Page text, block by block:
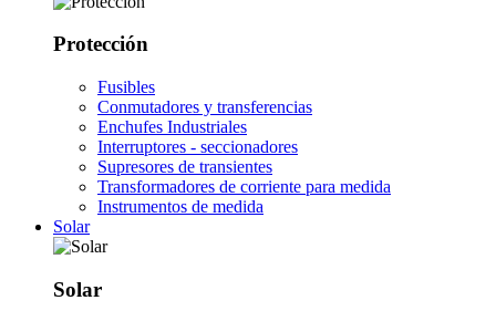
Protección
Fusibles
Conmutadores y transferencias
Enchufes Industriales
Interruptores - seccionadores
Supresores de transientes
Transformadores de corriente para medida
Instrumentos de medida
Solar
Solar